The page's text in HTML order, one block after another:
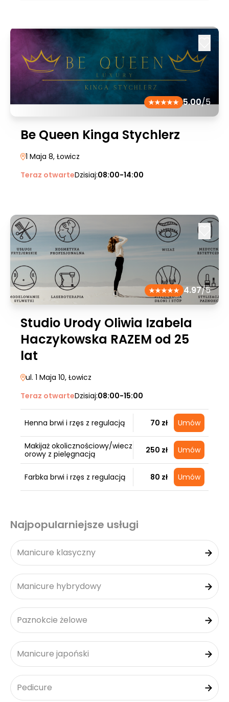
5.00/5
Be Queen Kinga Stychlerz
1 Maja 8, Łowicz
Teraz otwarteDzisiaj:08:00-14:00
4.97/5
Studio Urody Oliwia Izabela
Haczykowska RAZEM od 25
lat
ul. 1 Maja 10, Łowicz
Teraz otwarteDzisiaj:08:00-15:00
Henna brwi i rzęs z regulacją 70 zł Umów
Makijaż okolicznościowy/wiecz
orowy z pielęgnacją
250 zł Umów
Farbka brwi i rzęs z regulacją 80 zł Umów
Najpopularniejsze usługi
Manicure klasyczny
Manicure hybrydowy
Paznokcie żelowe
Manicure japoński
Pedicure